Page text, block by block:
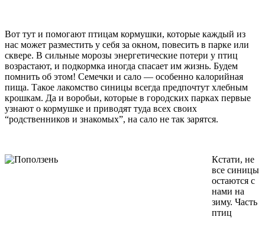
Вот тут и помогают птицам кормушки, которые каждый из
нас может разместить у себя за окном, повесить в парке или
сквере. В сильные морозы энергетические потери у птиц
возрастают, и подкормка иногда спасает им жизнь. Будем
помнить об этом! Семечки и сало — особенно калорийная
пища. Такое лакомство синицы всегда предпочтут хлебным
крошкам. Да и воробьи, которые в городских парках первые
узнают о кормушке и приводят туда всех своих
“родственников и знакомых”, на сало не так зарятся.
Кстати, не
все синицы
остаются с
нами на
зиму. Часть
птиц